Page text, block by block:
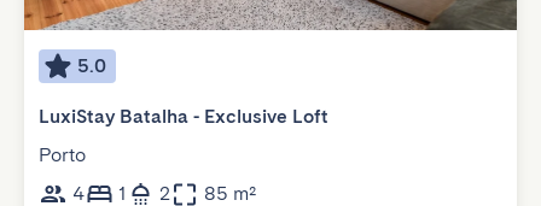
5.0
LuxiStay Batalha - Exclusive Loft
Porto
4
1 2 85 m²